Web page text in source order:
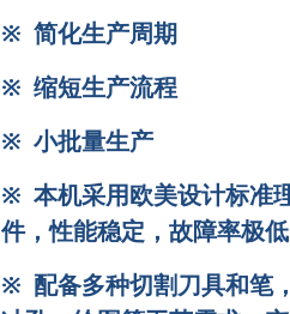
※ 简化生产周期
※ 缩短生产流程
※ 小批量生产
※ 本机采用欧美设计标准
件，性能稳定，故障率极
※ 配备多种切割刀具和笔